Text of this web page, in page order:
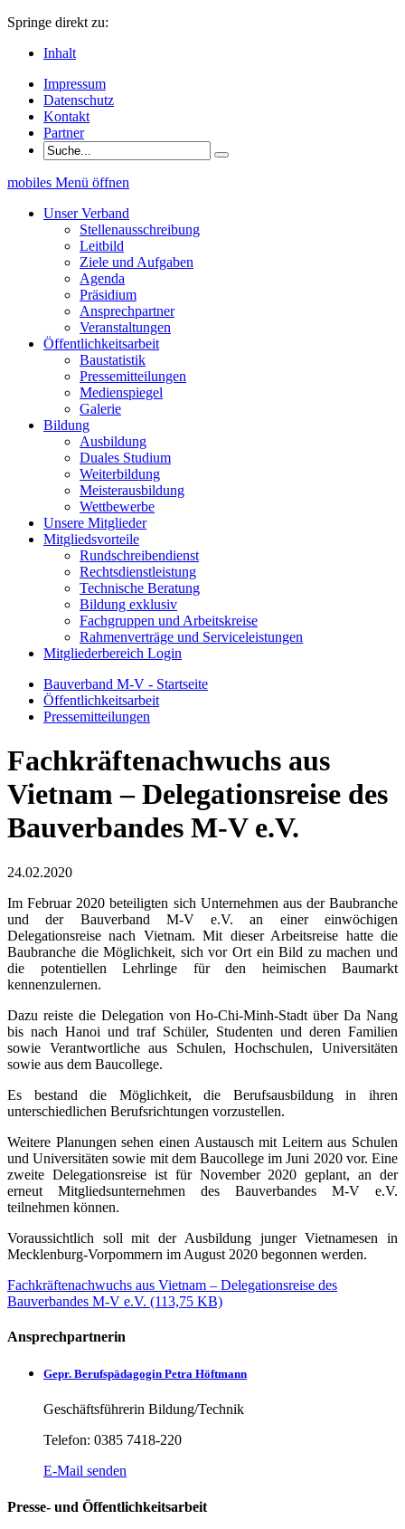
Springe direkt zu:
Inhalt
Impressum
Datenschutz
Kontakt
Partner
mobiles Menü öffnen
Unser Verband
Stellenausschreibung
Leitbild
Ziele und Aufgaben
Agenda
Präsidium
Ansprechpartner
Veranstaltungen
Öffentlichkeitsarbeit
Baustatistik
Pressemitteilungen
Medienspiegel
Galerie
Bildung
Ausbildung
Duales Studium
Weiterbildung
Meisterausbildung
Wettbewerbe
Unsere Mitglieder
Mitgliedsvorteile
Rundschreibendienst
Rechtsdienstleistung
Technische Beratung
Bildung exklusiv
Fachgruppen und Arbeitskreise
Rahmenverträge und Serviceleistungen
Mitgliederbereich Login
Bauverband M-V - Startseite
Öffentlichkeitsarbeit
Pressemitteilungen
Fachkräftenachwuchs aus
Vietnam – Delegationsreise des
Bauverbandes M-V e.V.
24.02.2020
Im Februar 2020 beteiligten sich Unternehmen aus der Baubranche
und der Bauverband M-V e.V. an einer einwöchigen
Delegationsreise nach Vietnam. Mit dieser Arbeitsreise hatte die
Baubranche die Möglichkeit, sich vor Ort ein Bild zu machen und
die potentiellen Lehrlinge für den heimischen Baumarkt
kennenzulernen.
Dazu reiste die Delegation von Ho-Chi-Minh-Stadt über Da Nang
bis nach Hanoi und traf Schüler, Studenten und deren Familien
sowie Verantwortliche aus Schulen, Hochschulen, Universitäten
sowie aus dem Baucollege.
Es bestand die Möglichkeit, die Berufsausbildung in ihren
unterschiedlichen Berufsrichtungen vorzustellen.
Weitere Planungen sehen einen Austausch mit Leitern aus Schulen
und Universitäten sowie mit dem Baucollege im Juni 2020 vor. Eine
zweite Delegationsreise ist für November 2020 geplant, an der
erneut Mitgliedsunternehmen des Bauverbandes M-V e.V.
teilnehmen können.
Voraussichtlich soll mit der Ausbildung junger Vietnamesen in
Mecklenburg-Vorpommern im August 2020 begonnen werden.
Fachkräftenachwuchs aus Vietnam – Delegationsreise des
Bauverbandes M-V e.V. (113,75 KB)
Ansprechpartnerin
Gepr. Berufspädagogin Petra Höftmann
Geschäftsführerin Bildung/Technik
Telefon: 0385 7418-220
E-Mail senden
Presse- und Öffentlichkeitsarbeit